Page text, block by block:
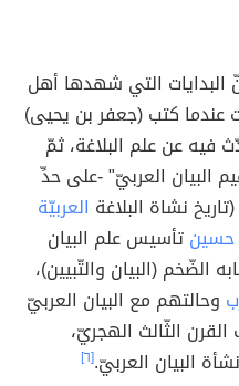
البدايات التي شهدها أهل
عندما كتب (جعفر بن يحيى)
فيه عن علم البلاغة، ثمّ
البيان العربيّ" -على حدِّ
نشاة البلاغة العربيّة
تأسيس علم البيان
الضّخم (البيان والتّبيين)،
وحالتهم مع البيان العربيّ
الثّالث الهجريّ،
البيان العربيّ.[٦]